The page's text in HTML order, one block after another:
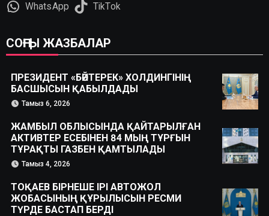
WhatsApp
TikTok
СОҢҒЫ ЖАЗБАЛАР
ПРЕЗИДЕНТ «БӘЙТЕРЕК» ХОЛДИНГІНІҢ
БАСШЫСЫН ҚАБЫЛДАДЫ
Тамыз 6, 2026
ЖАМБЫЛ ОБЛЫСЫНДА ҚАЙТАРЫЛҒАН
АКТИВТЕР ЕСЕБІНЕН 84 МЫҢ ТҰРҒЫН
ТҰРАҚТЫ ГАЗБЕН ҚАМТЫЛАДЫ
Тамыз 4, 2026
ТОҚАЕВ БІРНЕШЕ ІРІ АВТОЖОЛ
ЖОБАСЫНЫҢ ҚҰРЫЛЫСЫН РЕСМИ
ТҮРДЕ БАСТАП БЕРДІ